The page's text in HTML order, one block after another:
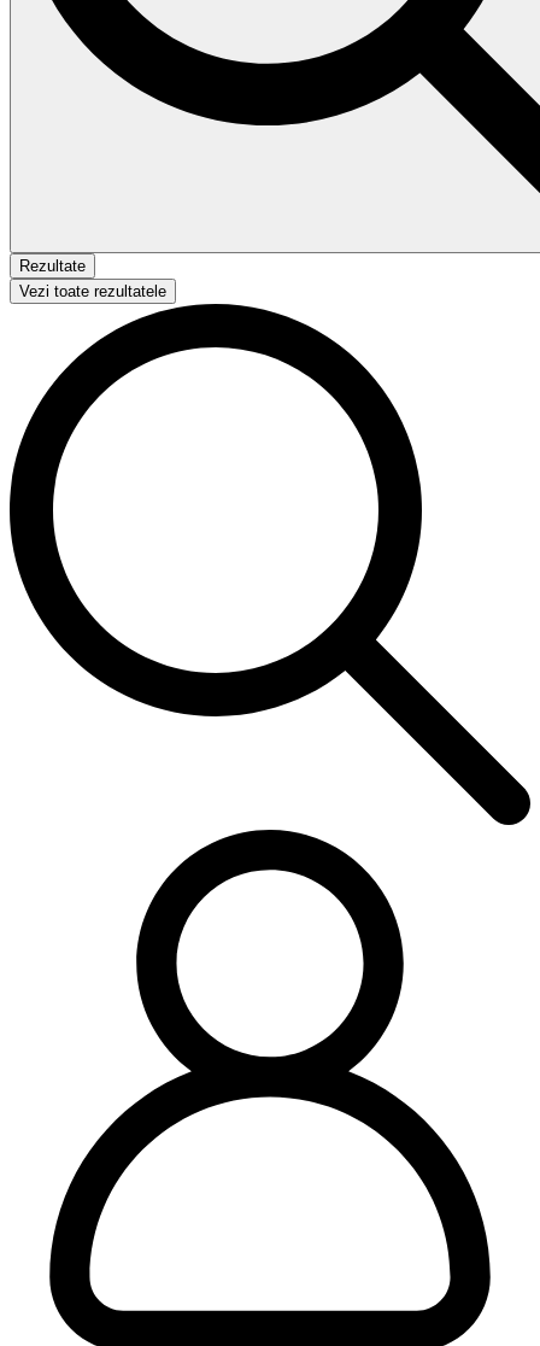
Rezultate
Vezi toate rezultatele